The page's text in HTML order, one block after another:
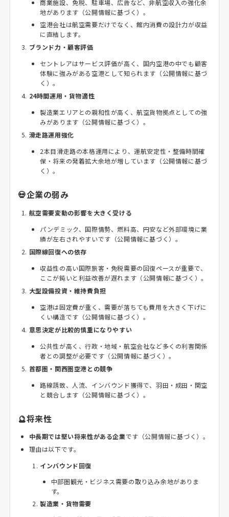
商業施設、免税、駐車場、広告など、非航空収入の強化余
地があります（公開情報に基づく）。
空港会社は航空需要だけでなく、館内消費の設計力が収益
に直結します。
ブランド力・顧客評価
セントレアはサービス評価が高く、国内空港の中でも顧客
体験に強みがある空港として知られます（公開情報に基づ
く）。
24時間運用・貨物適性
製造業エリアとの親和性が高く、航空貨物拠点としての強
みがあります（公開情報に基づく）。
滑走路運用強化
2本目滑走路の本格運用により、運航安定性・整備時間確
保・将来の発着拡大余地が増しています（公開情報に基づ
く）。
💀企業の弱み
航空需要変動の影響を大きく受ける
パンデミック、国際情勢、燃料高、円安など外部環境に業
績が左右されやすいです（公開情報に基づく）。
国際線回復への依存
収益性の高い国際旅客・免税需要の回復ペースが重要で、
ここが鈍いと利益改善が遅れます（公開情報に基づく）。
大型設備投資・維持費負担
空港は固定費が重く、需要が落ちても費用を大きく下げに
くい構造です（公開情報に基づく）。
意思決定が比較的慎重になりやすい
公共性が高く、行政・地域・航空会社など多くの利害関係
者との調整が必要です（公開情報に基づく）。
首都圏・関西圏空港との競争
路線誘致、人流、インバウンド獲得で、羽田・成田・関空
と競合します（公開情報に基づく）。
🔮将来性
中長期では堅い将来性がある企業です（公開情報に基づく）。
理由は以下です。
インバウンド回復
中部圏観光・ビジネス需要の取り込み余地がありま
す。
製造業・貨物需要